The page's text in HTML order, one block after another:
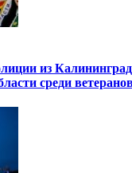
из
среди